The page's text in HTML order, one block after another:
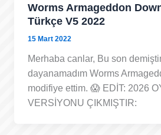
Worms Armageddon
Türkçe V5 2022
15 Mart 2022
Merhaba canlar, Bu son
dayanamadım Worms
modifiye ettim. 😱 EDİT: 2026
VERSİYONU ÇIKMIŞTIR: